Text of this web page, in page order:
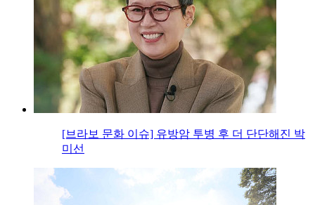
[브라보 문화 이슈] 유방암 투병 후 더 단단해진 박
미선